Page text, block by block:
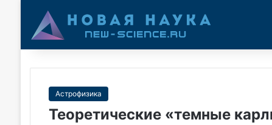
Астрофизика
Теоретические «темные